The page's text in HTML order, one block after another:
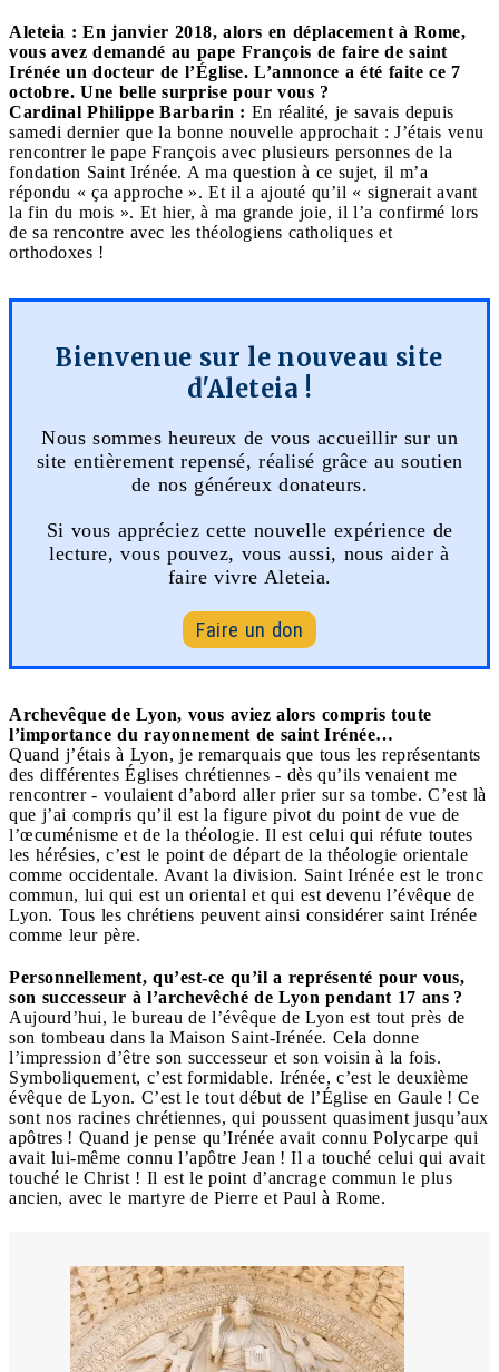
Aleteia : En janvier 2018, alors en déplacement à Rome,
vous avez demandé au pape François de faire de saint
Irénée un docteur de l’Église. L’annonce a été faite ce 7
octobre. Une belle surprise pour vous ?
Cardinal Philippe Barbarin : En réalité, je savais depuis
samedi dernier que la bonne nouvelle approchait : J’étais venu
rencontrer le pape François avec plusieurs personnes de la
fondation Saint Irénée. A ma question à ce sujet, il m’a
répondu « ça approche ». Et il a ajouté qu’il « signerait avant
la fin du mois ». Et hier, à ma grande joie, il l’a confirmé lors
de sa rencontre avec les théologiens catholiques et
orthodoxes !
Bienvenue sur le nouveau site
d'Aleteia !
Nous sommes heureux de vous accueillir sur un
site entièrement repensé, réalisé grâce au soutien
de nos généreux donateurs.
Si vous appréciez cette nouvelle expérience de
lecture, vous pouvez, vous aussi, nous aider à
faire vivre Aleteia.
Faire un don
Archevêque de Lyon, vous aviez alors compris toute
l’importance du rayonnement de saint Irénée…
Quand j’étais à Lyon, je remarquais que tous les représentants
des différentes Églises chrétiennes - dès qu’ils venaient me
rencontrer - voulaient d’abord aller prier sur sa tombe. C’est là
que j’ai compris qu’il est la figure pivot du point de vue de
l’œcuménisme et de la théologie. Il est celui qui réfute toutes
les hérésies, c’est le point de départ de la théologie orientale
comme occidentale. Avant la division. Saint Irénée est le tronc
commun, lui qui est un oriental et qui est devenu l’évêque de
Lyon. Tous les chrétiens peuvent ainsi considérer saint Irénée
comme leur père.
Personnellement, qu’est-ce qu’il a représenté pour vous,
son successeur à l’archevêché de Lyon pendant 17 ans ?
Aujourd’hui, le bureau de l’évêque de Lyon est tout près de
son tombeau dans la Maison Saint-Irénée. Cela donne
l’impression d’être son successeur et son voisin à la fois.
Symboliquement, c’est formidable. Irénée, c’est le deuxième
évêque de Lyon. C’est le tout début de l’Église en Gaule ! Ce
sont nos racines chrétiennes, qui poussent quasiment jusqu’aux
apôtres ! Quand je pense qu’Irénée avait connu Polycarpe qui
avait lui-même connu l’apôtre Jean ! Il a touché celui qui avait
touché le Christ ! Il est le point d’ancrage commun le plus
ancien, avec le martyre de Pierre et Paul à Rome.